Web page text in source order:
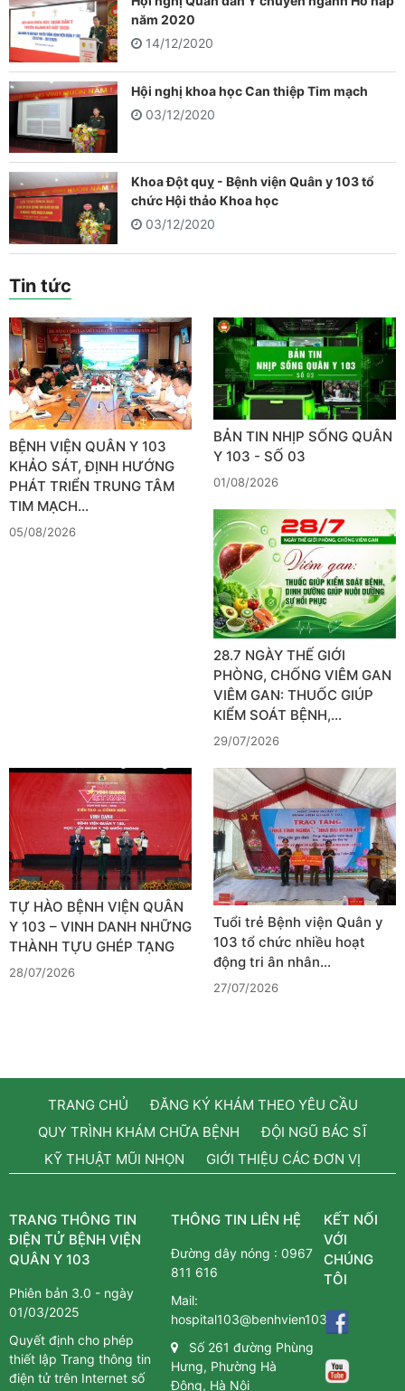
năm 2020
14/12/2020
Hội nghị khoa học Can thiệp Tim mạch
03/12/2020
Khoa Đột quỵ - Bệnh viện Quân y 103 tổ
chức Hội thảo Khoa học
03/12/2020
Tin tức
BỆNH VIỆN QUÂN Y 103
KHẢO SÁT, ĐỊNH HƯỚNG
PHÁT TRIỂN TRUNG TÂM
TIM MẠCH…
05/08/2026
BẢN TIN NHỊP SỐNG QUÂN
Y 103 - SỐ 03
01/08/2026
28.7 NGÀY THẾ GIỚI
PHÒNG, CHỐNG VIÊM GAN
VIÊM GAN: THUỐC GIÚP
KIỂM SOÁT BỆNH,…
29/07/2026
TỰ HÀO BỆNH VIỆN QUÂN
Y 103 – VINH DANH NHỮNG
THÀNH TỰU GHÉP TẠNG
28/07/2026
Tuổi trẻ Bệnh viện Quân y
103 tổ chức nhiều hoạt
động tri ân nhân…
27/07/2026
TRANG CHỦ
ĐĂNG KÝ KHÁM THEO YÊU CẦU
QUY TRÌNH KHÁM CHỮA BỆNH
ĐỘI NGŨ BÁC SĨ
KỸ THUẬT MŨI NHỌN
GIỚI THIỆU CÁC ĐƠN VỊ
TRANG THÔNG TIN
ĐIỆN TỬ BỆNH VIỆN
QUÂN Y 103
Phiên bản 3.0 - ngày
01/03/2025
Quyết định cho phép
thiết lập Trang thông tin
điện tử trên Internet số
THÔNG TIN LIÊN HỆ
Đường dây nóng :0967
811 616
Mail:
hospital103@benhvien103.vn
Số 261 đường Phùng
Hưng, Phường Hà
Đông, Hà Nội
KẾT NỐI
VỚI
CHÚNG
TÔI